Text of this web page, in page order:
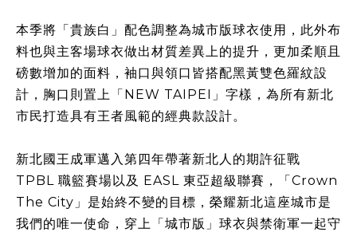
本季將「貴族白」配色調整為城市版球衣使用，此外布
料也與主客場球衣做出材質差異上的提升，更加柔順且
磅數增加的面料，袖口與領口皆搭配黑黃雙色羅紋設
計，胸口則置上「NEW TAIPEI」字樣，為所有新北
市民打造具有王者風範的經典款設計。
新北國王成軍邁入第四年帶著新北人的期許征戰
TPBL 職籃賽場以及 EASL 東亞超級聯賽，「Crown
The City」是始終不變的目標，榮耀新北這座城市是
我們的唯一使命，穿上「城市版」球衣與禁衛軍一起守